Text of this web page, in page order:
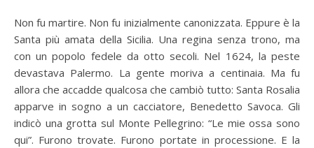
Non fu martire. Non fu inizialmente canonizzata. Eppure è la
Santa più amata della Sicilia. Una regina senza trono, ma
con un popolo fedele da otto secoli. Nel 1624, la peste
devastava Palermo. La gente moriva a centinaia. Ma fu
allora che accadde qualcosa che cambiò tutto: Santa Rosalia
apparve in sogno a un cacciatore, Benedetto Savoca. Gli
indicò una grotta sul Monte Pellegrino: “Le mie ossa sono
qui”. Furono trovate. Furono portate in processione. E la